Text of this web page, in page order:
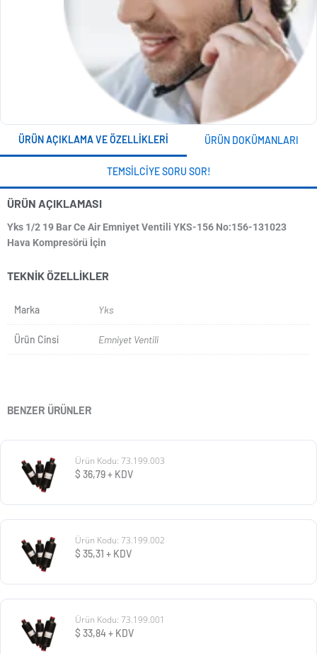
ÜRÜN AÇIKLAMA VE ÖZELLIKLERI ÜRÜN DOKÜMANLARI
TEMSILCIYE SORU SOR!
ÜRÜN AÇIKLAMASI
Yks 1/2 19 Bar Ce Air Emniyet Ventili YKS-156 No:156-131023
Hava Kompresörü İçin
TEKNIK ÖZELLIKLER
Marka Yks
Ürün Cinsi Emniyet Ventili
BENZER ÜRÜNLER
Ürün Kodu: 73.199.003
$ 36,79+ KDV
Ürün Kodu: 73.199.002
$ 35,31 + KDV
Ürün Kodu: 73.199.001
$ 33,84+ KDV